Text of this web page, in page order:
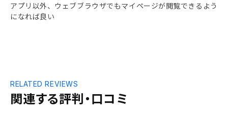
アプリ以外、ウェブブラウザでもマイページが閲覧できるよう
になれば良い
関連する評判・口コミ
RELATED REVIEWS